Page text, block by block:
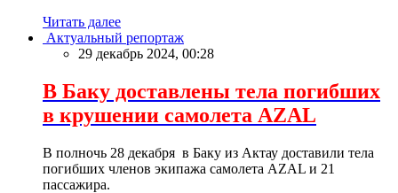
Читать далее
Актуальный репортаж
29 декабрь 2024, 00:28
В Баку доставлены тела погибших
в крушении самолета AZAL
В полночь 28 декабря в Баку из Актау доставили тела
погибших членов экипажа самолета AZAL и 21
пассажира.